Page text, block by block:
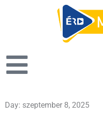
Day: szeptember 8, 2025